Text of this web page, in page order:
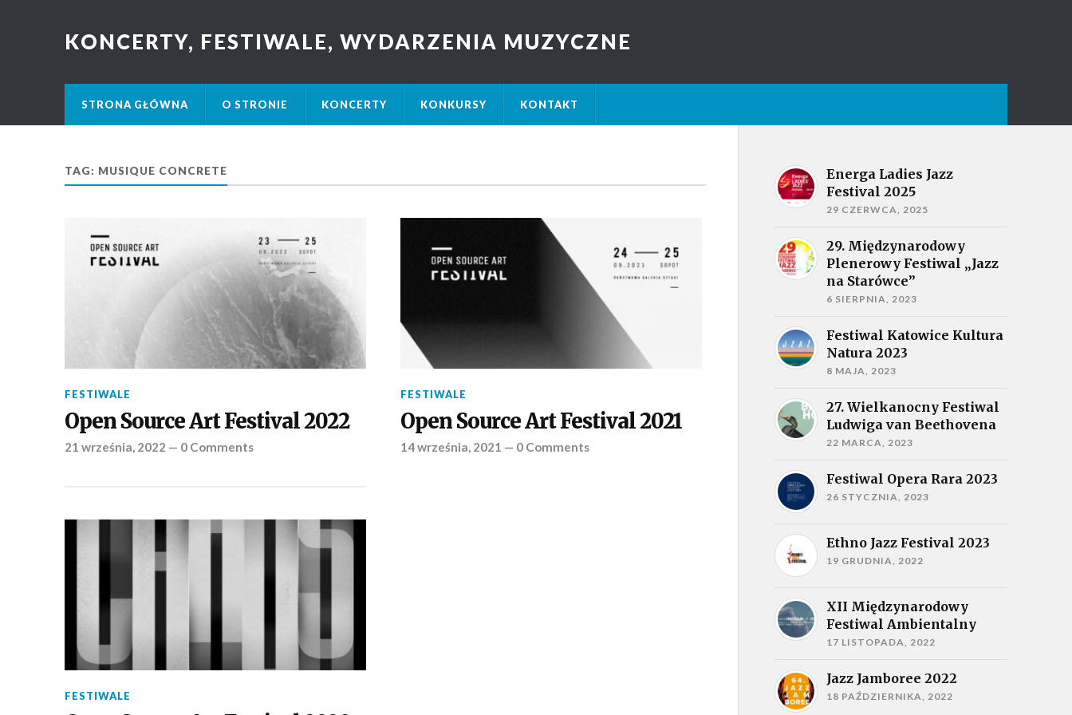
KONCERTY, FESTIWALE, WYDARZENIA MUZYCZNE
STRONA GŁÓWNA O STRONIE KONCERTY KONKURSY KONTAKT
TAG: MUSIQUE CONCRETE
FESTIWALE
Open Source Art Festival 2022
21 września, 2022 — 0 Comments
FESTIWALE
Open Source Art Festival 2021
14 września, 2021 — 0 Comments
FESTIWALE
Energa Ladies Jazz
Festival 2025
29 CZERWCA, 2025
29. Międzynarodowy
Plenerowy Festiwal „Jazz
na Starówce”
6 SIERPNIA, 2023
Festiwal Katowice Kultura
Natura 2023
8 MAJA, 2023
27. Wielkanocny Festiwal
Ludwiga van Beethovena
22 MARCA, 2023
Festiwal Opera Rara 2023
26 STYCZNIA, 2023
Ethno Jazz Festival 2023
19 GRUDNIA, 2022
XII Międzynarodowy
Festiwal Ambientalny
17 LISTOPADA, 2022
Jazz Jamboree 2022
18 PAŹDZIERNIKA, 2022